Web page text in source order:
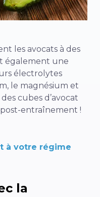
les avocats à des
également une
électrolytes
le magnésium et
cubes d’avocat
entraînement !
à votre régime
la